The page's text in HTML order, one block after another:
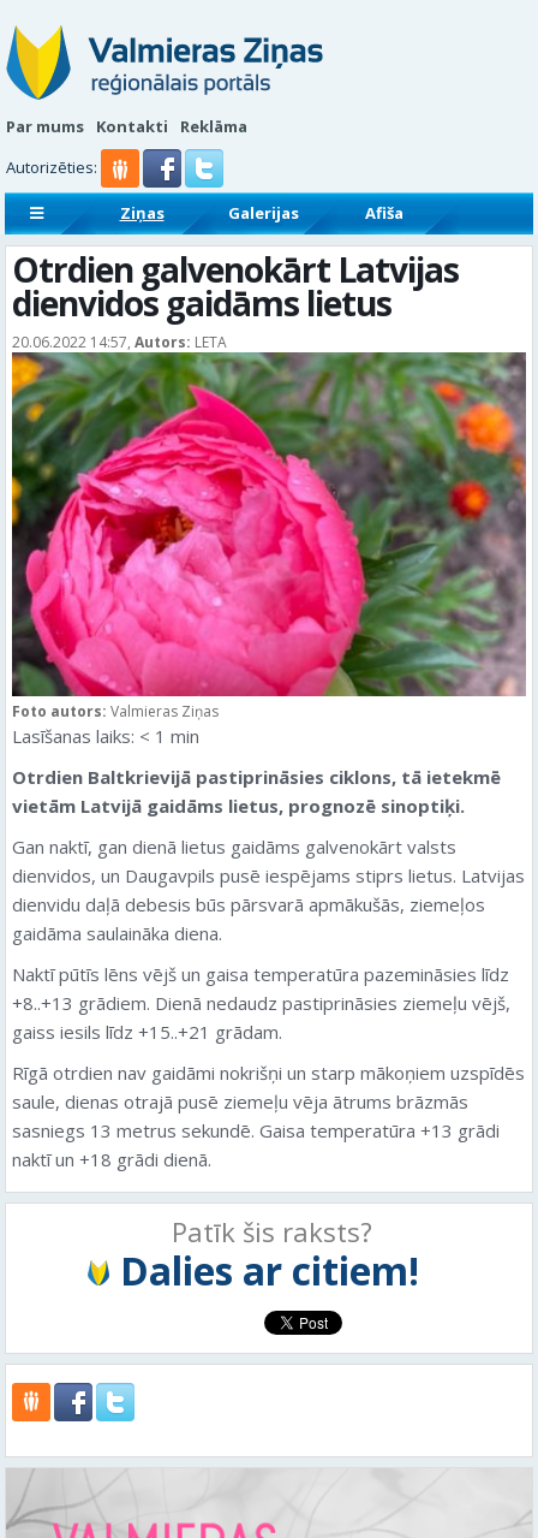
Par mums Kontakti
Reklāma
Autorizēties:
Ziņas Galerijas
Afiša
Sludinājumi
Reklāmraksti
Otrdien galvenokārt Latvijas
dienvidos gaidāms lietus
20.06.2022 14:57, Autors: LETA
Foto autors: Valmieras Ziņas
Lasīšanas laiks: < 1 min
Otrdien Baltkrievijā pastiprināsies ciklons, tā ietekmē
vietām Latvijā gaidāms lietus, prognozē sinoptiķi.
Gan naktī, gan dienā lietus gaidāms galvenokārt valsts
dienvidos, un Daugavpils pusē iespējams stiprs lietus. Latvijas
dienvidu daļā debesis būs pārsvarā apmākušās, ziemeļos
gaidāma saulaināka diena.
Naktī pūtīs lēns vējš un gaisa temperatūra pazemināsies līdz
+8..+13 grādiem. Dienā nedaudz pastiprināsies ziemeļu vējš,
gaiss iesils līdz +15..+21 grādam.
Rīgā otrdien nav gaidāmi nokrišņi un starp mākoņiem uzspīdēs
saule, dienas otrajā pusē ziemeļu vēja ātrums brāzmās
sasniegs 13 metrus sekundē. Gaisa temperatūra +13 grādi
naktī un +18 grādi dienā.
Patīk šis raksts?
Dalies ar citiem!